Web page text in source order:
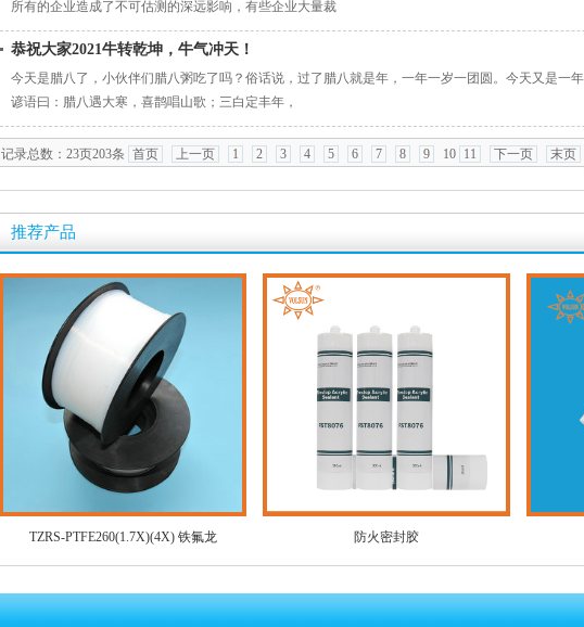
所有的企业造成了不可估测的深远影响，有些企业大量裁
恭祝大家2021牛转乾坤，牛气冲天！
今天是腊八了，小伙伴们腊八粥吃了吗？俗话说，过了腊八就是年，一年一岁一团圆。今天又是一
谚语曰：腊八遇大寒，喜鹊唱山歌；三白定丰年，
记录总数： 23页203条 首页 上一页 1 2 3 4 5 6 7 8 9 10 11 下一页 末页
推荐产品
TZRS-PTFE260(1.7X)(4X) 铁氟龙 防火密封胶